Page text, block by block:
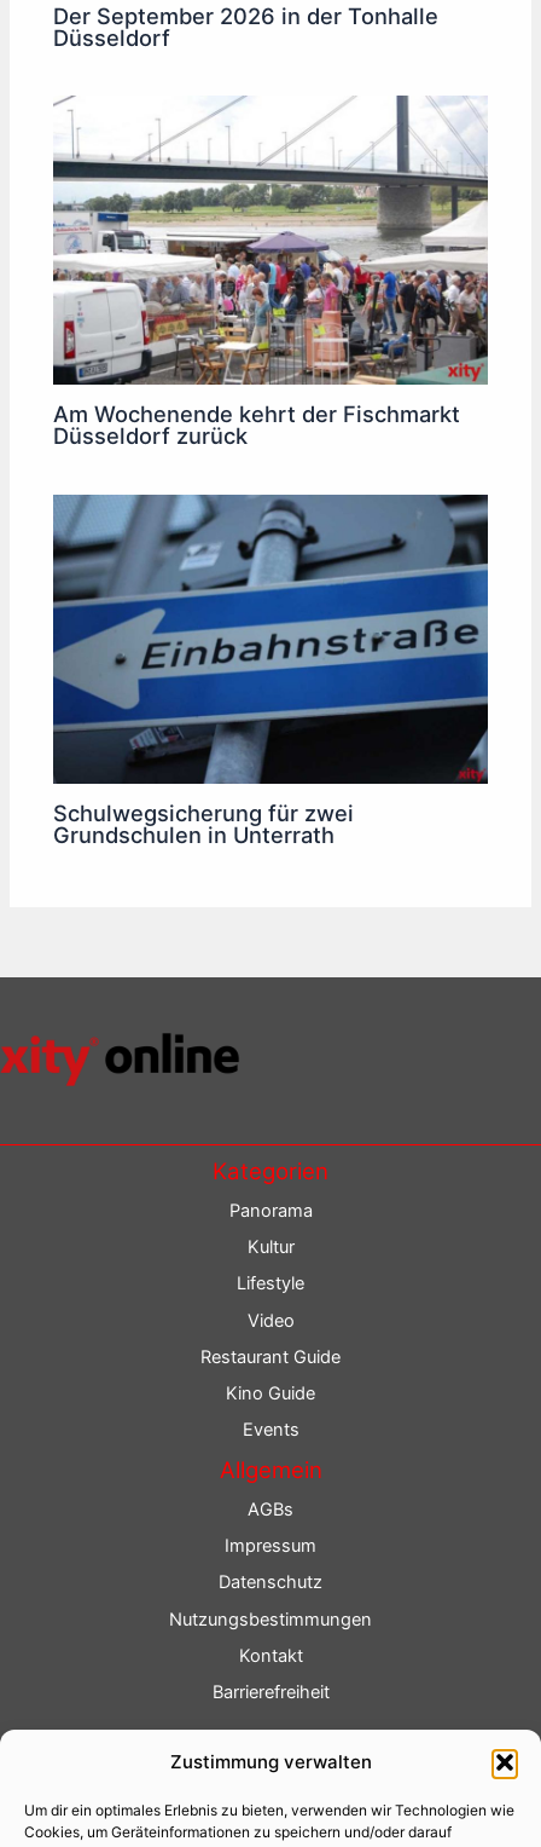
Zustimmung verwalten
Um dir ein optimales Erlebnis zu bieten, verwenden wir Technologien wie
Cookies, um Geräteinformationen zu speichern und/oder darauf
Der September 2026 in der Tonhalle
Düsseldorf
Am Wochenende kehrt der Fischmarkt
Düsseldorf zurück
Schulwegsicherung für zwei
Grundschulen in Unterrath
Kategorien
Panorama
Kultur
Lifestyle
Video
Restaurant Guide
Kino Guide
Events
Allgemein
AGBs
Impressum
Datenschutz
Nutzungsbestimmungen
Kontakt
Barrierefreiheit
Fotoservice
Videoservice